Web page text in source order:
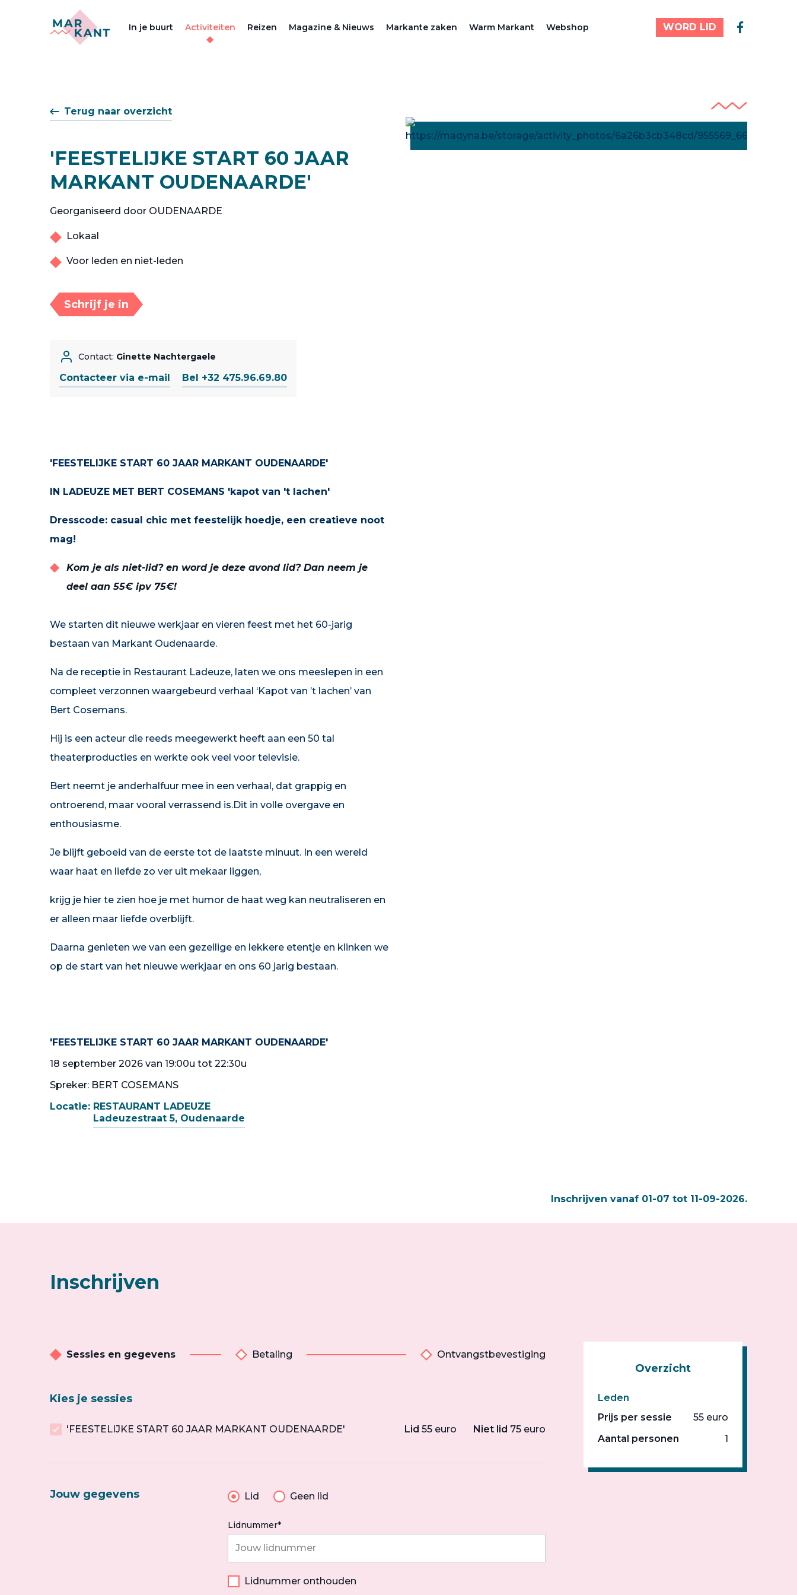
In je buurt Activiteiten Reizen Magazine & Nieuws Markante zaken Warm Markant Webshop WORD LID
Terug naar overzicht
'FEESTELIJKE START 60 JAAR
MARKANT OUDENAARDE'
Georganiseerd door OUDENAARDE
Lokaal
Voor leden en niet-leden
Schrijf je in
Contact: Ginette Nachtergaele
Contacteer via e-mail Bel +32 475.96.69.80
'FEESTELIJKE START 60 JAAR MARKANT OUDENAARDE'
IN LADEUZE MET BERT COSEMANS 'kapot van 't lachen'
Dresscode: casual chic met feestelijk hoedje, een creatieve noot
mag!
Kom je als niet-lid? en word je deze avond lid? Dan neem je
deel aan 55€ ipv 75€!
We starten dit nieuwe werkjaar en vieren feest met het 60-jarig
bestaan van Markant Oudenaarde.
Na de receptie in Restaurant Ladeuze, laten we ons meeslepen in een
compleet verzonnen waargebeurd verhaal ‘Kapot van ’t lachen’ van
Bert Cosemans.
Hij is een acteur die reeds meegewerkt heeft aan een 50 tal
theaterproducties en werkte ook veel voor televisie.
Bert neemt je anderhalfuur mee in een verhaal, dat grappig en
ontroerend, maar vooral verrassend is.Dit in volle overgave en
enthousiasme.
Je blijft geboeid van de eerste tot de laatste minuut. In een wereld
waar haat en liefde zo ver uit mekaar liggen,
krijg je hier te zien hoe je met humor de haat weg kan neutraliseren en
er alleen maar liefde overblijft.
Daarna genieten we van een gezellige en lekkere etentje en klinken we
op de start van het nieuwe werkjaar en ons 60 jarig bestaan.
'FEESTELIJKE START 60 JAAR MARKANT OUDENAARDE'
18 september 2026 van 19:00u tot 22:30u
Spreker: BERT COSEMANS
Locatie: RESTAURANT LADEUZE
Ladeuzestraat 5, Oudenaarde
Inschrijven vanaf 01-07 tot 11-09-2026.
Inschrijven
Sessies en gegevens Betaling Ontvangstbevestiging
Kies je sessies
'FEESTELIJKE START 60 JAAR MARKANT OUDENAARDE' Lid 55 euro Niet lid 75 euro
Jouw gegevens Lid Geen lid
Lidnummer*
Lidnummer onthouden
Overzicht
Leden
Prijs per sessie
55 euro
Aantal personen
1